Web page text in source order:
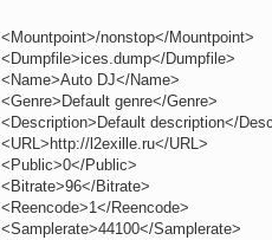
<Mountpoint>/nonstop</Mountpoint>
<Dumpfile>ices.dump</Dumpfile>
<Name>Auto DJ</Name>
<Genre>Default genre</Genre>
<Description>Default description</
<URL>http://l2exille.ru</URL>
<Public>0</Public>
<Bitrate>96</Bitrate>
<Reencode>1</Reencode>
<Samplerate>44100</Samplerate>